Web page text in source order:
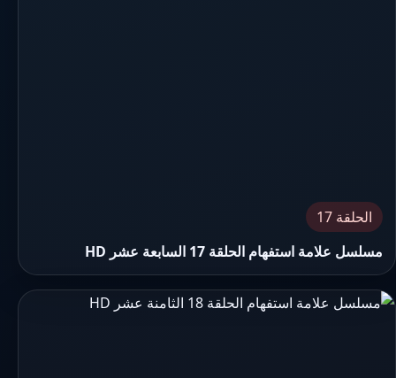
الحلقة 17
مسلسل علامة استفهام الحلقة 17 السابعة عشر HD